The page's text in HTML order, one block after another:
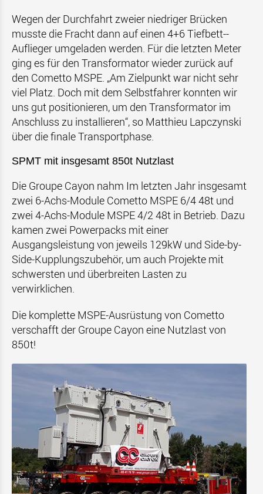
Wegen der Durchfahrt zweier niedriger Brücken
musste die Fracht dann auf einen 4+6 Tiefbett--
Auflieger umgeladen werden. Für die letzten Meter
ging es für den Transformator wieder zurück auf
den Cometto MSPE. „Am Zielpunkt war nicht sehr
viel Platz. Doch mit dem Selbstfahrer konnten wir
uns gut positionieren, um den Transformator im
Anschluss zu installieren“, so Matthieu Lapczynski
über die finale Transportphase.
SPMT mit insgesamt 850t Nutzlast
Die Groupe Cayon nahm Im letzten Jahr insgesamt
zwei 6-Achs-Module Cometto MSPE 6/4 48t und
zwei 4-Achs-Module MSPE 4/2 48t in Betrieb. Dazu
kamen zwei Powerpacks mit einer
Ausgangsleistung von jeweils 129kW und Side-by-
Side-Kupplungszubehör, um auch Projekte mit
schwersten und überbreiten Lasten zu
verwirklichen.
Die komplette MSPE-Ausrüstung von Cometto
verschafft der Groupe Cayon eine Nutzlast von
850t!